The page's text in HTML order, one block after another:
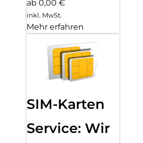
ab 0,00 €
inkl. MwSt.
Mehr erfahren
SIM-Karten
Service: Wir